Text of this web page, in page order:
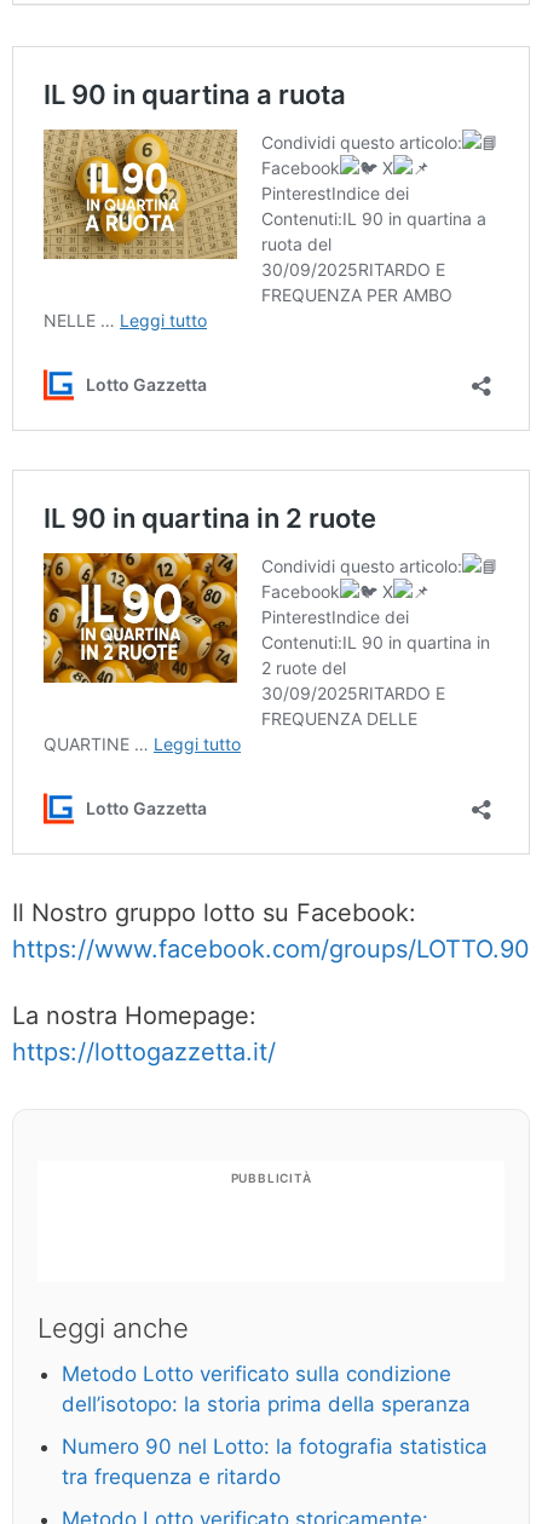
Il Nostro gruppo lotto su Facebook:
https://www.facebook.com/groups/LOTTO.90
La nostra Homepage:
https://lottogazzetta.it/
PUBBLICITÀ
Leggi anche
Metodo Lotto verificato sulla condizione
dell’isotopo: la storia prima della speranza
Numero 90 nel Lotto: la fotografia statistica
tra frequenza e ritardo